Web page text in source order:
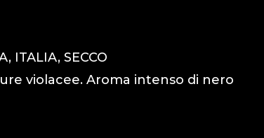
ITALIA, SECCO
violacee. Aroma intenso di nero